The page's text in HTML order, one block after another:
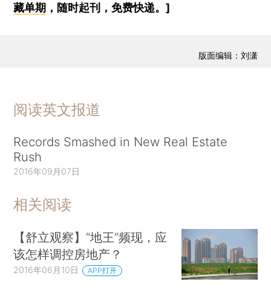
藏单期 ，随时起刊，免费快递。]
版面编辑：刘潇
阅读英文报道
Records Smashed in New Real Estate
Rush
2016年09月07日
相关阅读
【舒立观察】“地王”频现，应
该怎样调控房地产？
2016年06月10日 APP打开